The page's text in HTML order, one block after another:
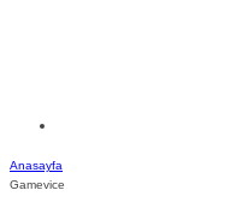
Anasayfa
Gamevice